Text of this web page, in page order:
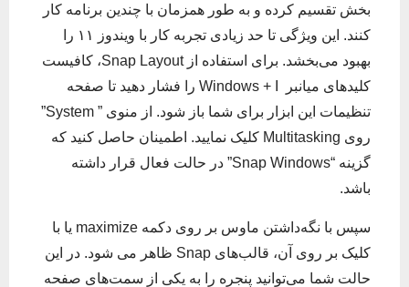
بخش تقسیم کرده و به طور همزمان با چندین برنامه کار
کنند. این ویژگی تا حد زیادی تجربه کار با ویندوز ۱۱ را
بهبود می‌بخشد. برای استفاده از Snap Layout، کافیست
کلیدهای میانبر Windows + I را فشار دهید تا صفحه
تنظیمات این ابزار برای شما باز شود. از منوی ” System”
روی Multitasking کلیک نمایید. اطمینان حاصل کنید که
گزینه “Snap Windows” در حالت فعال قرار داشته
باشد.
سپس با نگه‌داشتن ماوس بر روی دکمه maximize یا با
کلیک بر روی آن، قالب‌های Snap ظاهر می شود. در این
حالت شما می‌توانید پنجره را به یکی از سمت‌های صفحه